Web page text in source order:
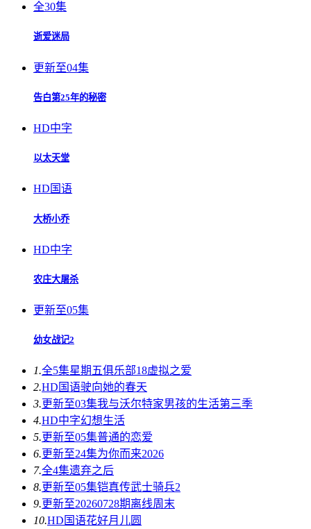
全30集
逝爱迷局
更新至04集
告白第25年的秘密
HD中字
以太天堂
HD国语
大桥小乔
HD中字
农庄大屠杀
更新至05集
幼女战记2
1.全5集星期五俱乐部18虚拟之爱
2.HD国语驶向她的春天​
3.更新至03集我与沃尔特家男孩的生活第三季
4.HD中字幻想生活
5.更新至05集普通的恋爱
6.更新至24集为你而来2026
7.全4集遗弃之后
8.更新至05集铠真传武士骑兵2
9.更新至20260728期离线周末
10.HD国语花好月儿圆